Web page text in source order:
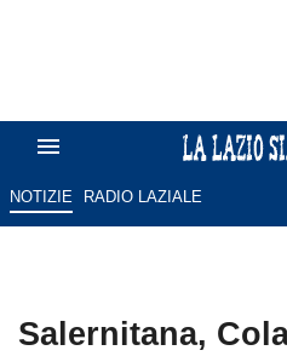
NOTIZIE RADIO LAZIALE
Salernitana,